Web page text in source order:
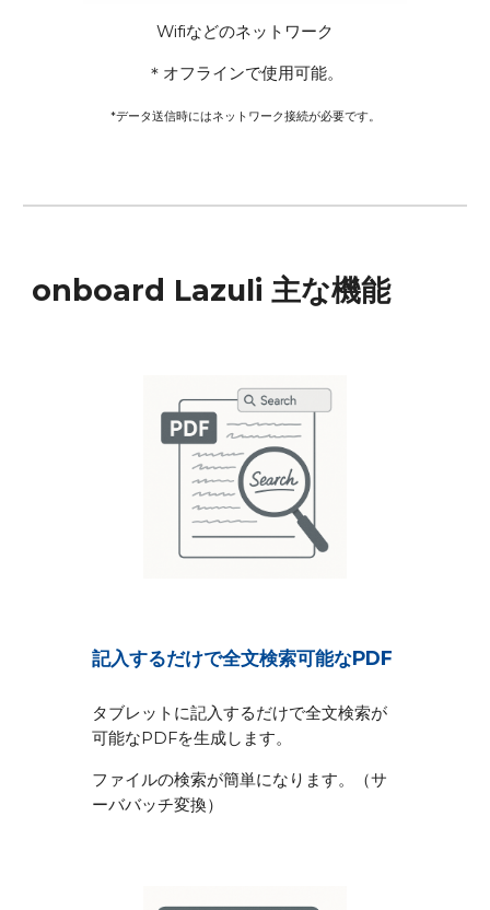
Wifiなどのネットワーク
＊オフラインで使用可能。
*データ送信時にはネットワーク接続が必要です。
onboard Lazuli 主な機能
記入するだけで全文検索可能なPDF
タブレットに記入するだけで全文検索が
可能なPDFを生成します。
ファイルの検索が簡単になります。（サ
ーババッチ変換）